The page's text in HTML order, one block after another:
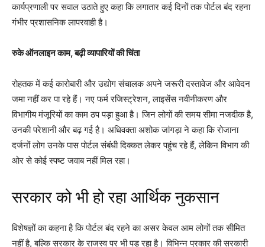
कार्यप्रणाली पर सवाल उठाते हुए कहा कि लगातार कई दिनों तक पोर्टल बंद रहना
गंभीर प्रशासनिक लापरवाही है।
रुके ऑनलाइन काम, बढ़ी व्यापारियों की चिंता
रोहतक में कई कारोबारी और उद्योग संचालक अपने जरूरी दस्तावेज और आवेदन
जमा नहीं कर पा रहे हैं। नए फर्म रजिस्ट्रेशन, लाइसेंस नवीनीकरण और
विभागीय मंजूरियों का काम ठप पड़ा हुआ है। जिन लोगों की समय सीमा नजदीक है,
उनकी परेशानी और बढ़ गई है। अधिवक्ता अशोक जांगड़ा ने कहा कि रोजाना
दर्जनों लोग उनके पास पोर्टल संबंधी दिक्कत लेकर पहुंच रहे हैं, लेकिन विभाग की
ओर से कोई स्पष्ट जवाब नहीं मिल रहा।
सरकार को भी हो रहा आर्थिक नुकसान
विशेषज्ञों का कहना है कि पोर्टल बंद रहने का असर केवल आम लोगों तक सीमित
नहीं है, बल्कि सरकार के राजस्व पर भी पड़ रहा है। विभिन्न प्रकार की सरकारी